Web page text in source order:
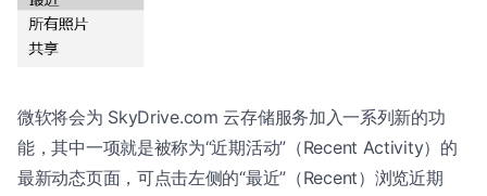
微软将会为 SkyDrive.com 云存储服务加入一系列新的功
能，其中一项就是被称为“近期活动”（Recent Activity）的
最新动态页面，可点击左侧的“最近”（Recent）浏览近期